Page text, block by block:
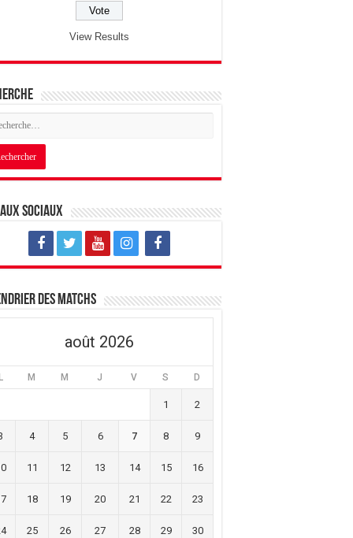
View Results
sociaux
des matchs
août 2026
M M J V S D
1 2
4 5 6 7 8 9
11 12 13 14 15 16
18 19 20 21 22 23
25 26 27 28 29 30